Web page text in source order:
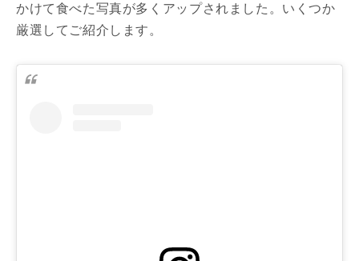
かけて食べた写真が多くアップされました。いくつか
厳選してご紹介します。